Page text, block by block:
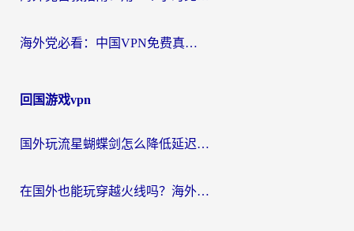
海外党必看：中国VPN免费真的靠谱吗？手把手教你选对回国加速器
回国游戏vpn
国外玩流星蝴蝶剑怎么降低延迟？海外党必看的加速秘籍（含欧洲鸣潮&彩虹岛优化攻略）
在国外也能玩穿越火线吗？海外玩家国服游戏畅玩终极指南